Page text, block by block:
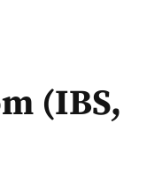
(IBS,